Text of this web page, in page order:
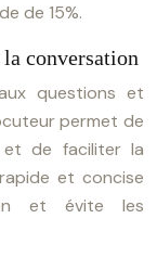
de 15%.
conversation
questions et
permet de
et de faciliter la
et concise
et évite les